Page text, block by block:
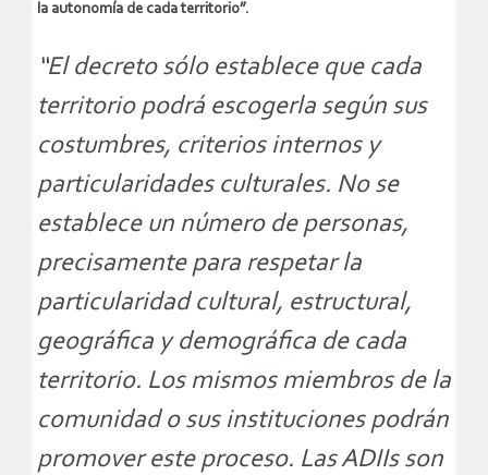
la autonomía de cada territorio”.
“El decreto sólo establece que cada
territorio podrá escogerla según sus
costumbres, criterios internos y
particularidades culturales. No se
establece un número de personas,
precisamente para respetar la
particularidad cultural, estructural,
geográfica y demográfica de cada
territorio. Los mismos miembros de la
comunidad o sus instituciones podrán
promover este proceso. Las ADIIs son